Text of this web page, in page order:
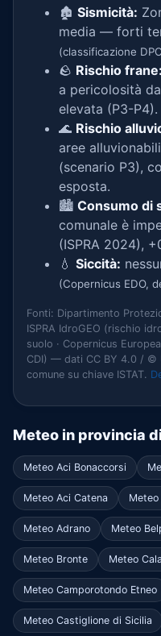
🏚️ Sismicità:
media — forti
(classificazione
🪨 Rischio frane:
a pericolosità
elevata (P3-P4).
🌊 Rischio
aree
(scenario P3),
esposta.
🏙️ Consumo di
comunale è
(ISPRA 2024),
💧 Siccità:
(Copernicus EDO,
Fonti: Dipartimento
ISPRA IdroGEO (rischio
suolo · Copernicus
CDI) — dati CC BY 4.0 / ©
comune su chiave ISTAT.
Meteo in provincia
Meteo Aci Bonaccorsi
Meteo Aci Catena
Meteo Adrano Meteo
Meteo Bronte Meteo
Meteo Camporotondo Etneo
Meteo Castiglione di Sicilia